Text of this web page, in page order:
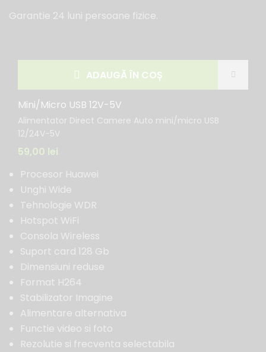
Garantie 24 luni persoane fizice.
ADAUGĂ ÎN COȘ
Mini/Micro USB 12V-5V
Alimentator Direct Camere Auto mini/micro USB
12/24V-5V
59,00 lei
Procesor Huawei
Unghi Wide
Tehnologie WDR
Hotspot WiFi
Consola Wireless
Suport card 128 Gb
Dimensiuni reduse
Format H264
Stabilizator Imagine
Alimentare alternativa
Functie video si foto
Rezolutie si frecventa selectabila